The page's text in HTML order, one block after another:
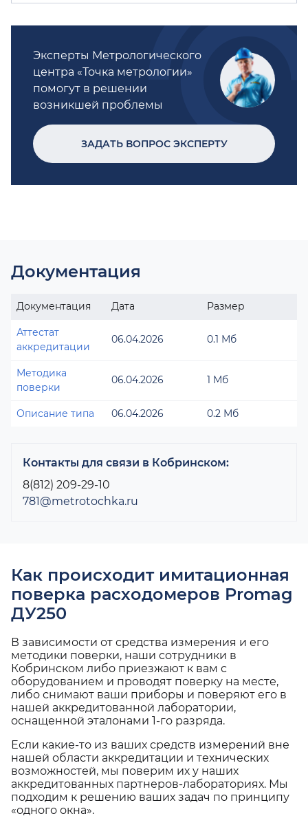
Эксперты Метрологического
центра «Точка метрологии»
помогут в решении
возникшей проблемы
ЗАДАТЬ ВОПРОС ЭКСПЕРТУ
Документация
Документация Дата Размер
Аттестат
аккредитации
06.04.2026 0.1 Мб
Методика
поверки
06.04.2026 1 Мб
Описание типа 06.04.2026 0.2 Мб
Контакты для связи в Кобринском:
8(812) 209-29-10
781@metrotochka.ru
Как происходит имитационная
поверка расходомеров Promag
ДУ250
В зависимости от средства измерения и его
методики поверки, наши сотрудники в
Кобринском либо приезжают к вам с
оборудованием и проводят поверку на месте,
либо снимают ваши приборы и поверяют его в
нашей аккредитованной лаборатории,
оснащенной эталонами 1-го разряда.
Если какие-то из ваших средств измерений вне
нашей области аккредитации и технических
возможностей, мы поверим их у наших
аккредитованных партнеров-лабораториях. Мы
подходим к решению ваших задач по принципу
«одного окна».